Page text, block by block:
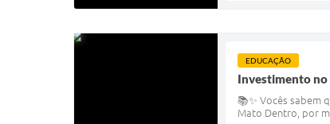
EDUCAÇÃO
Investimento no
📚✨ Vocês sabem
Mato Dentro, por